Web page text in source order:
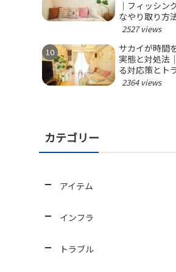
｜フィッシン
なやり取り方
2527 views
サカイが時間
実態と対処法
る対応策とト
2364 views
カテゴリー
アイテム
インフラ
トラブル